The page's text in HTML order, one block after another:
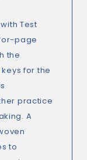
Test
page
the
for the
practice
A
to